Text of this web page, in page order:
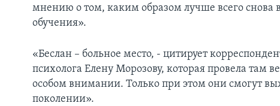
мнению о том, каким образом лучше всего снова
обучения».
«Беслан – больное место, - цитирует
психолога Елену Морозову, которая провела там
особом внимании. Только при этом они смогут
поколении».